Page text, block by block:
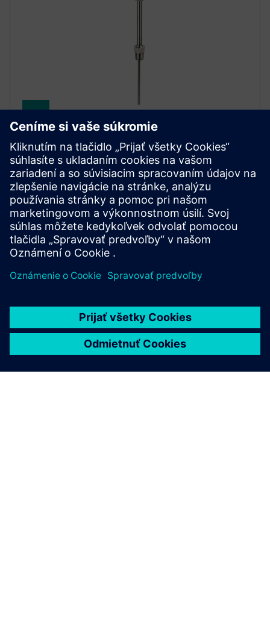
SITRANS TS500
Teplotný snímač SITRANS TS500 ponúka všestranné
meranie pre náročné priemyselné prostredia a
disponuje modulárnym dizajnom a certifikovanou
ochranou proti výbuchu.